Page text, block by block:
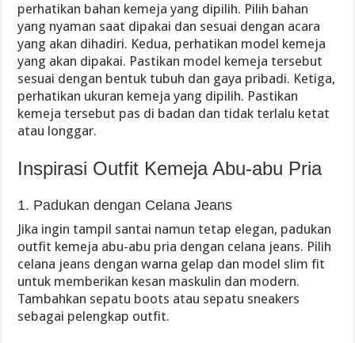
perhatikan bahan kemeja yang dipilih. Pilih bahan
yang nyaman saat dipakai dan sesuai dengan acara
yang akan dihadiri. Kedua, perhatikan model kemeja
yang akan dipakai. Pastikan model kemeja tersebut
sesuai dengan bentuk tubuh dan gaya pribadi. Ketiga,
perhatikan ukuran kemeja yang dipilih. Pastikan
kemeja tersebut pas di badan dan tidak terlalu ketat
atau longgar.
Inspirasi Outfit Kemeja Abu-abu Pria
1. Padukan dengan Celana Jeans
Jika ingin tampil santai namun tetap elegan, padukan
outfit kemeja abu-abu pria dengan celana jeans. Pilih
celana jeans dengan warna gelap dan model slim fit
untuk memberikan kesan maskulin dan modern.
Tambahkan sepatu boots atau sepatu sneakers
sebagai pelengkap outfit.